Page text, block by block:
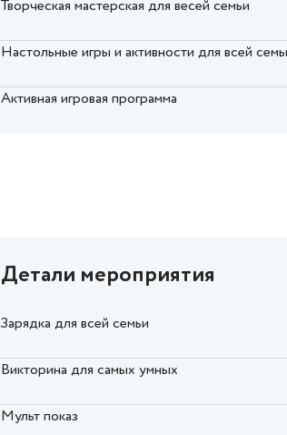
Творческая мастерская для весей семьи
Настольные игры и активности для всей
Активная игровая программа
Детали мероприятия
Зарядка для всей семьи
Викторина для самых умных
Мульт показ